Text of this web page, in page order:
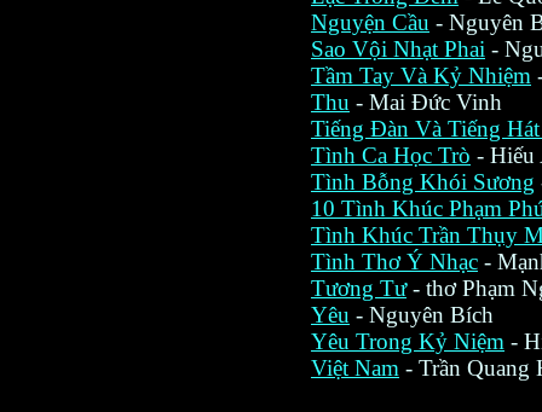
Nguyện Cầu - Nguyên
Sao Vội Nhạt Phai -
Tầm Tay Và Kỷ Nhiệm
Thu - Mai Đức Vinh
Tiếng Đàn Và Tiếng
Tình Ca Học Trò - Hiếu
Tình Bỗng Khói Sương
10 Tình Khúc Phạm
Tình Khúc Trần Thụy
Tình Thơ Ý Nhạc -
Tương Tư- thơ Phạm
Yêu - Nguyên Bích
Yêu Trong Kỷ Niệm -
Việt Nam - Trần Quang